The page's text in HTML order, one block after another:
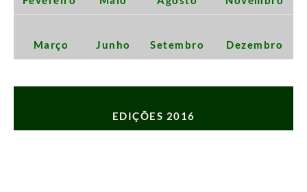
Março Junho Setembro Dezembro
EDIÇÕES 2016